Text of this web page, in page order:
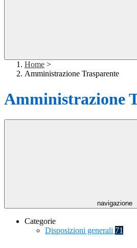
Home >
Amministrazione Trasparente
Amministrazione
navigazione
Categorie
Disposizioni generali 71